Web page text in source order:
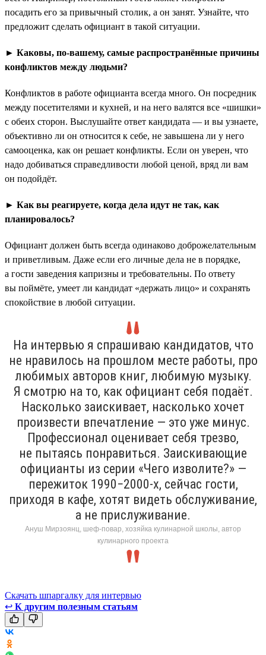
посадить его за привычный столик, а он занят. Узнайте, что
предложит сделать официант в такой ситуации.
► Каковы, по-вашему, самые распространённые причины
конфликтов между людьми?
Конфликтов в работе официанта всегда много. Он посредник
между посетителями и кухней, и на него валятся все «шишки»
с обеих сторон. Выслушайте ответ кандидата — и вы узнаете,
объективно ли он относится к себе, не завышена ли у него
самооценка, как он решает конфликты. Если он уверен, что
надо добиваться справедливости любой ценой, вряд ли вам
он подойдёт.
► Как вы реагируете, когда дела идут не так, как
планировалось?
Официант должен быть всегда одинаково доброжелательным
и приветливым. Даже если его личные дела не в порядке,
а гости заведения капризны и требовательны. По ответу
вы поймёте, умеет ли кандидат «держать лицо» и сохранять
спокойствие в любой ситуации.
На интервью я спрашиваю кандидатов, что
не нравилось на прошлом месте работы, про
любимых авторов книг, любимую музыку.
Я смотрю на то, как официант себя подаёт.
Насколько заискивает, насколько хочет
произвести впечатление — это уже минус.
Профессионал оценивает себя трезво,
не пытаясь понравиться. Заискивающие
официанты из серии «Чего изволите?» —
пережиток 1990−2000-х, сейчас гости,
приходя в кафе, хотят видеть обслуживание,
а не прислуживание.
Ануш Мирзоянц, шеф-повар, хозяйка кулинарной школы, автор
кулинарного проекта
Скачать шпаргалку для интервью
↩ К другим полезным статьям